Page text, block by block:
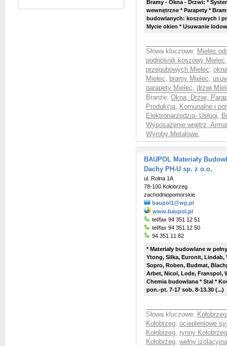
Bramy - Okna - Drzwi: *
wewnętrzne * Parapety *
budowlanych: koszowych i
Mycie okien * Usuwanie
Słowa kluczowe: Mielec
podnośnik koszowy Mielec
przegubowych Mielec,
Mielec, bramy Mielec,
parapety Mielec, drzwi
Branże: Okna, Drzwi,
Produkcja, Komunalne i
Elektronarzędzia- Usługi,
Wyposażenie wnętrz,
Wyroby Metalowe,
BAUPOL Materiały
Dachy PH-U sp. z o.o.
ul. Rolna 1A
78-100 Kołobrzeg
zachodniopomorskie
baupol1@wp.pl
www.baupol.pl
tel/fax 94 351 12 51
tel/fax 94 351 12 50
94 351 11 82
* Materiały budowlane w
Ytong, Silka, Euronit, Lindab,
Sopro, Roben, Budmat,
Arbet, Nicol, Lode, Franspol,
Chemia budowlana * Stal *
pon.-pt. 7-17 sob. 8-13.30 (...)
Słowa kluczowe:
Kołobrzeg, ociepleniowe
Kołobrzeg, rynny Kołobrzeg
Kołobrzeg, wełny